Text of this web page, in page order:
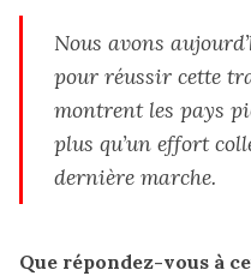
Nous avons
pour réussir cette
montrent les pays
plus qu’un effort
dernière marche.
Que répondez-vous à